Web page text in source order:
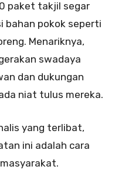
paket takjil segar
bahan pokok seperti
Menariknya,
swadaya
dan dukungan
niat tulus mereka.
yang terlibat,
ini adalah cara